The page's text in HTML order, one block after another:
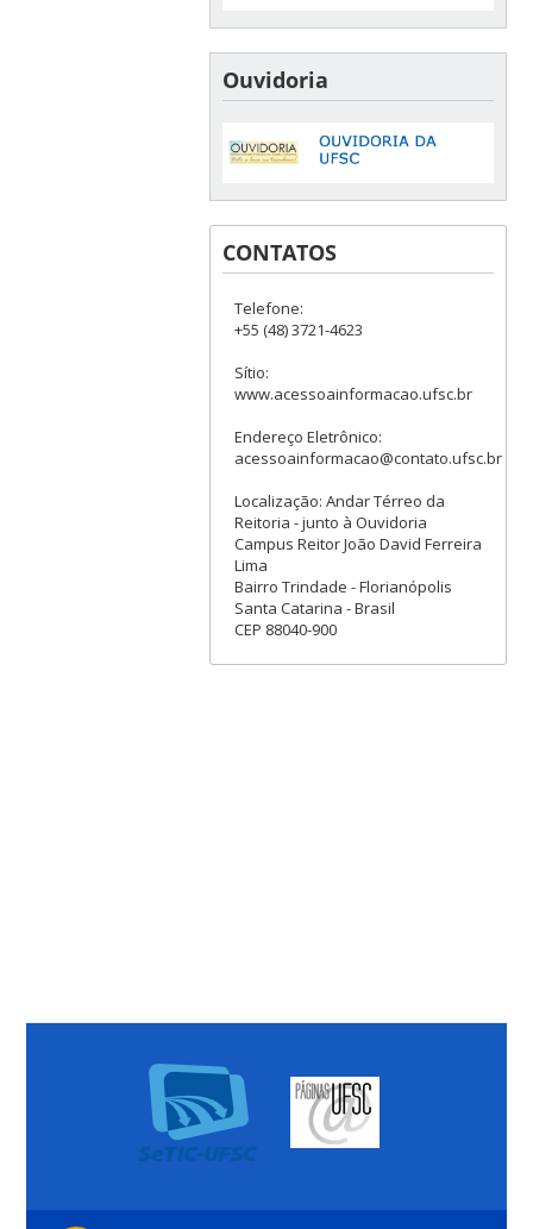
Ouvidoria
CONTATOS
Telefone:
+55 (48) 3721-4623
Sítio:
www.acessoainformacao.ufsc.br
Endereço Eletrônico:
acessoainformacao@contato.ufsc.br
Localização: Andar Térreo da
Reitoria - junto à Ouvidoria
Campus Reitor João David Ferreira
Lima
Bairro Trindade - Florianópolis
Santa Catarina - Brasil
CEP 88040-900